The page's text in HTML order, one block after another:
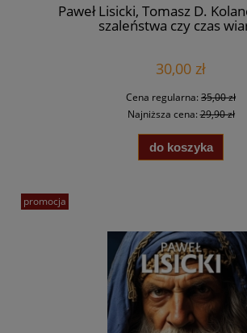
Paweł Lisicki, Tomasz D.
szaleństwa czy czas
30,00 zł
Cena regularna: 35,00 zł
Najniższa cena:29,90 zł
do koszyka
promocja